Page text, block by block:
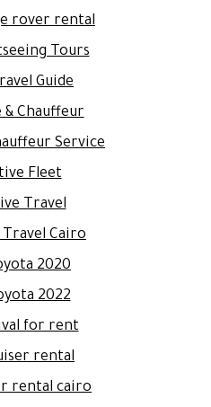
rover rental
Tours
Guide
& Chauffeur
Service
Fleet
Travel
Cairo
2020
2022
for rent
rental
rental cairo